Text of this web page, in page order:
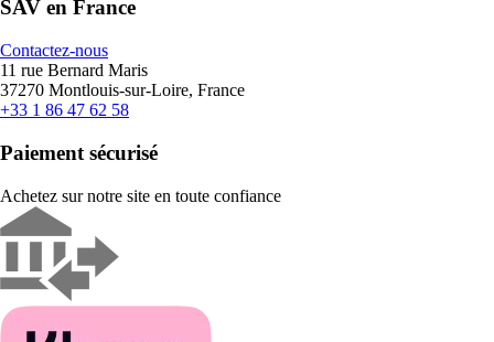
SAV en France
Contactez-nous
11 rue Bernard Maris
37270 Montlouis-sur-Loire, France
+33 1 86 47 62 58
Paiement sécurisé
Achetez sur notre site en toute confiance